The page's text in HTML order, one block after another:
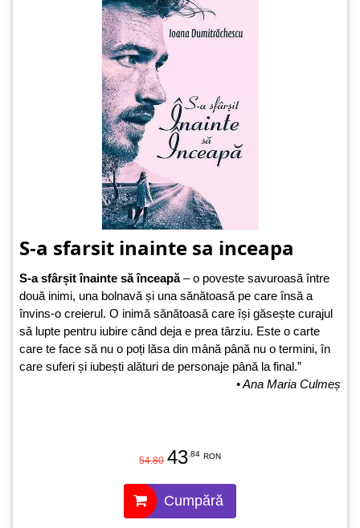
S-a sfarsit inainte sa inceapa
S-a sfârșit înainte să înceapă– o poveste savuroasă între
două inimi, una bolnavă și una sănătoasă pe care însă a
învins-o creierul. O inimă sănătoasă care își găsește curajul
să lupte pentru iubire când deja e prea târziu. Este o carte
care te face să nu o poți lăsa din mână până nu o termini, în
care suferi și iubești alături de personaje până la final.”
• Ana Maria Culmeș
54.80 43 .84 RON
Cumpără